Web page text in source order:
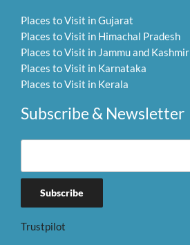
Places to Visit in Gujarat
Places to Visit in Himachal Pradesh
Places to Visit in Jammu and Kashmir
Places to Visit in Karnataka
Places to Visit in Kerala
Subscribe & Newsletter
Trustpilot